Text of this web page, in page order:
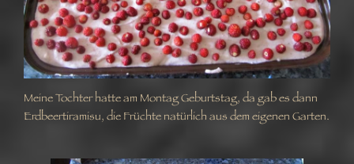
Meine Tochter hatte am Montag Geburtstag, da gab es dann
Erdbeertiramisu, die Früchte natürlich aus dem eigenen Garten.